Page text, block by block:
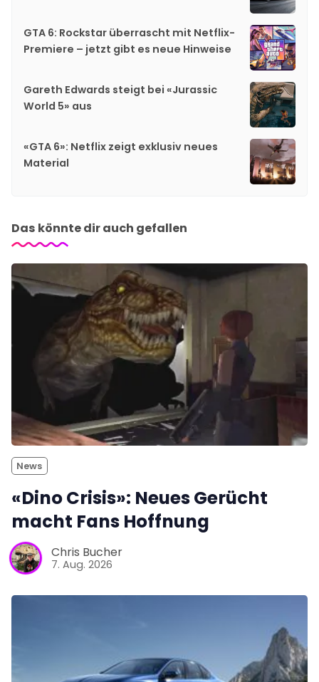
GTA 6: Rockstar überrascht mit Netflix-
Premiere – jetzt gibt es neue Hinweise
Gareth Edwards steigt bei «Jurassic
World 5» aus
«GTA 6»: Netflix zeigt exklusiv neues
Material
Das könnte dir auch gefallen
News
«Dino Crisis»: Neues Gerücht
macht Fans Hoffnung
Chris Bucher
7. Aug. 2026